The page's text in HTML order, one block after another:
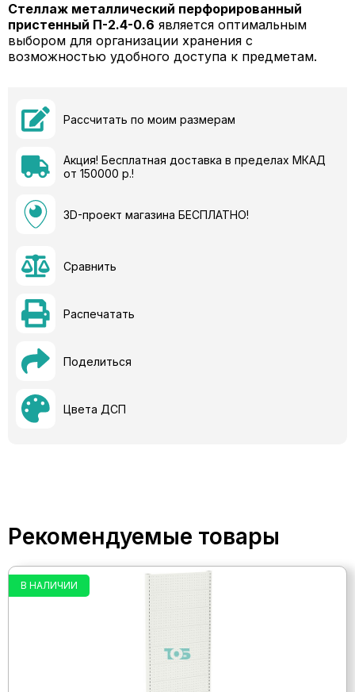
Стеллаж металлический перфорированный
пристенный П-2.4-0.6 является оптимальным
выбором для организации хранения с
возможностью удобного доступа к предметам.
Рассчитать по моим размерам
Акция! Бесплатная доставка в пределах МКАД
от 150000 р.!
3D-проект магазина БЕСПЛАТНО!
Сравнить
Распечатать
Поделиться
Цвета ДСП
Рекомендуемые товары
В НАЛИЧИИ